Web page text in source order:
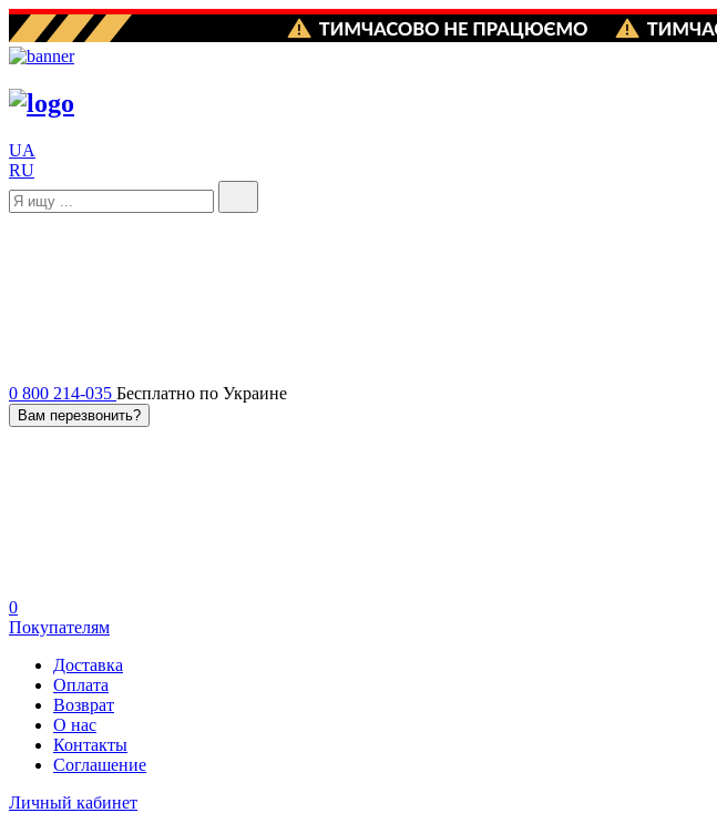
UA
RU
0 800 214-035 Бесплатно по Украине
Вам перезвонить?
0
Покупателям
Доставка
Оплата
Возврат
О нас
Контакты
Соглашение
Личный кабинет